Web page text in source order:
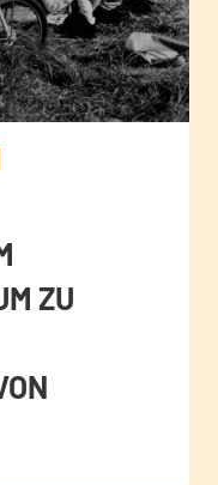
ZU